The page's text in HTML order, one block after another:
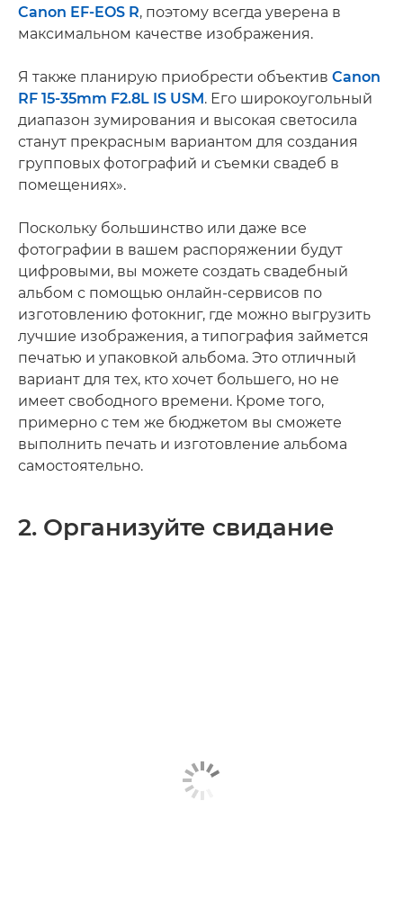
Canon EF-EOS R, поэтому всегда уверена в
максимальном качестве изображения.
Я также планирую приобрести объектив Canon
RF 15-35mm F2.8L IS USM. Его широкоугольный
диапазон зумирования и высокая светосила
станут прекрасным вариантом для создания
групповых фотографий и съемки свадеб в
помещениях».
Поскольку большинство или даже все
фотографии в вашем распоряжении будут
цифровыми, вы можете создать свадебный
альбом с помощью онлайн-сервисов по
изготовлению фотокниг, где можно выгрузить
лучшие изображения, а типография займется
печатью и упаковкой альбома. Это отличный
вариант для тех, кто хочет большего, но не
имеет свободного времени. Кроме того,
примерно с тем же бюджетом вы сможете
выполнить печать и изготовление альбома
самостоятельно.
2. Организуйте свидание